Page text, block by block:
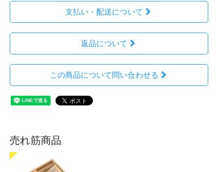
支払い・配送について
返品について
この商品について問い合わせる
売れ筋商品